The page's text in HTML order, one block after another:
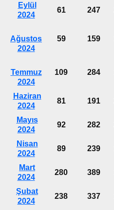
Eylül
2024
61 247
Ağustos
2024
59 159
Temmuz
2024
109 284
Haziran
2024
81 191
Mayıs
2024
92 282
Nisan
2024
89 239
Mart
2024
280 389
Şubat
2024
238 337